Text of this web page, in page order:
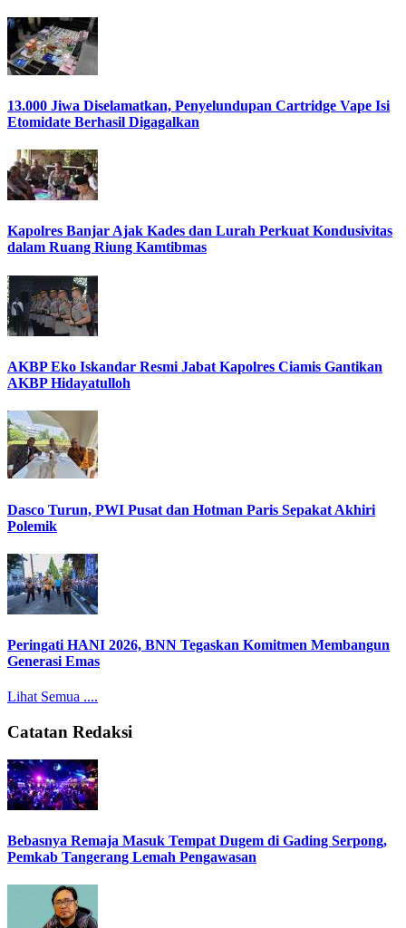
13.000 Jiwa Diselamatkan, Penyelundupan Cartridge Vape Isi
Etomidate Berhasil Digagalkan
Kapolres Banjar Ajak Kades dan Lurah Perkuat Kondusivitas
dalam Ruang Riung Kamtibmas
AKBP Eko Iskandar Resmi Jabat Kapolres Ciamis Gantikan
AKBP Hidayatulloh
Dasco Turun, PWI Pusat dan Hotman Paris Sepakat Akhiri
Polemik
Peringati HANI 2026, BNN Tegaskan Komitmen Membangun
Generasi Emas
Lihat Semua ....
Catatan Redaksi
Bebasnya Remaja Masuk Tempat Dugem di Gading Serpong,
Pemkab Tangerang Lemah Pengawasan